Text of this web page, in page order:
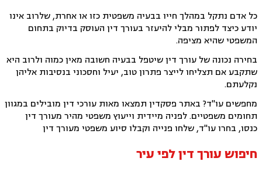
כל אדם נתקל במהלך חייו בבעיה משפטית כזו או אחרת, שלרוב אינו
יודע כיצד לפתור מבלי להיעזר בעורך דין העוסק בדיוק בתחום
המשפטי שהיא מציפה.
בחירה נכונה של עורך דין שיטפל בבעיה חשובה מאין כמוה ולרוב היא
שתקבע אם תצליחו לייצר פתרון טוב, יעיל וחסכוני בנסיבות אליהן
נקלעתם.
מחפשים עו"ד? באתר פסקדין תמצאו מאות עורכי דין מובילים במגוון
תחומים משפטיים. לפניה מיידית וייעוץ משפטי מהיר מעורך דין
כנסו, בחרו עו"ד, שלחו פנייה וקבלו סיוע משפטי מעורך דין
חיפוש עורך דין לפי עיר